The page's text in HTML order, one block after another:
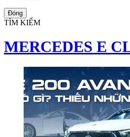
Đóng
TÌM KIẾM
MERCEDES E